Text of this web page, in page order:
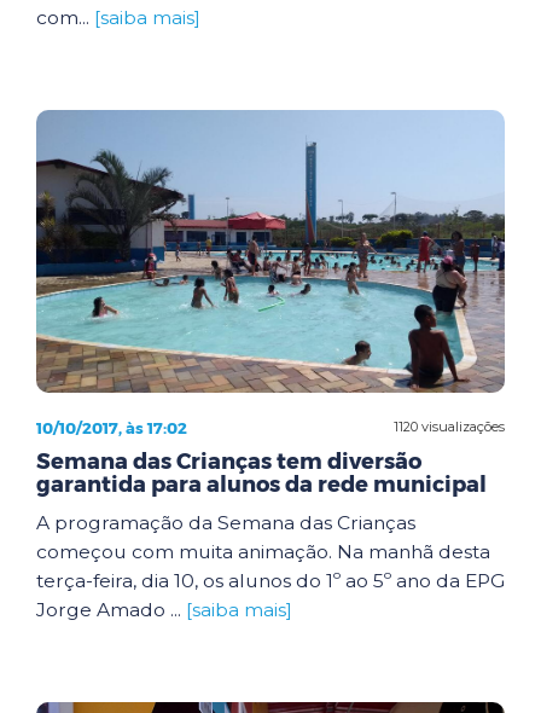
com... [saiba mais]
1120 visualizações
10/10/2017, às 17:02
Semana das Crianças tem diversão
garantida para alunos da rede municipal
A programação da Semana das Crianças
começou com muita animação. Na manhã desta
terça-feira, dia 10, os alunos do 1º ao 5º ano da EPG
Jorge Amado ... [saiba mais]